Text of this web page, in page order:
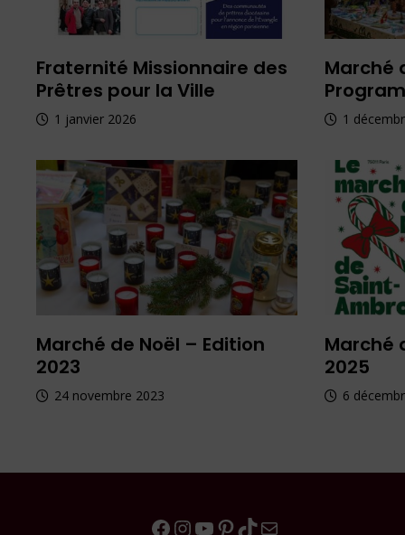
Fraternité Missionnaire des
Prêtres pour la Ville
1 janvier 2026
Marché
1
Marché de Noël – Edition
2023
24 novembre 2023
Marché
2025
6
Facebook
Instagram
YouTube
Pinterest
TikTok
E-mail